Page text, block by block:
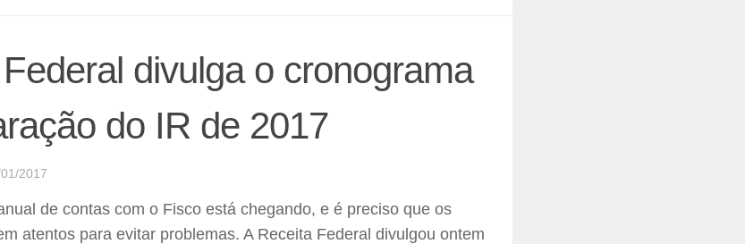
divulga o cronograma
do IR de 2017
2017
de contas com o Fisco está chegando, e é preciso que os
atentos para evitar problemas. A Receita Federal divulgou ontem